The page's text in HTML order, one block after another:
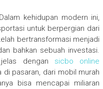
kehidupan modern ini,
untuk berpergian dari
bertransformasi menjadi
bahkan sebuah investasi.
dengan sicbo online
di pasaran, dari mobil murah
bisa mencapai miliaran